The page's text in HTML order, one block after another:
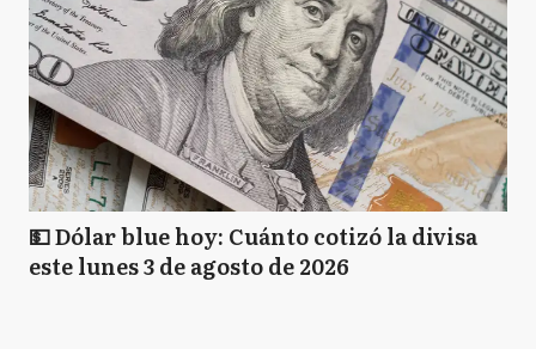
💵 Dólar blue hoy: Cuánto cotizó la divisa
este lunes 3 de agosto de 2026